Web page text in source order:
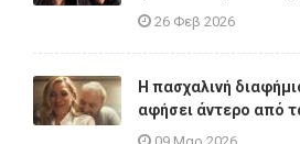
26 Φεβ 2026
Η πασχαλινή
αφήσει άντερο από